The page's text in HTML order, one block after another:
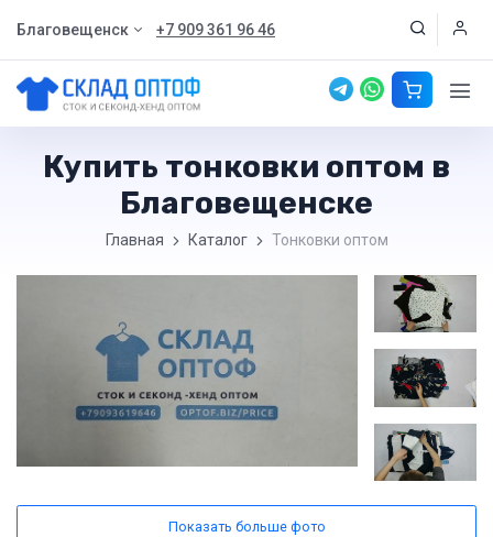
Благовещенск +7 909 361 96 46
Купить тонковки оптом в
Благовещенске
Главная Каталог Тонковки оптом
Показать больше фото